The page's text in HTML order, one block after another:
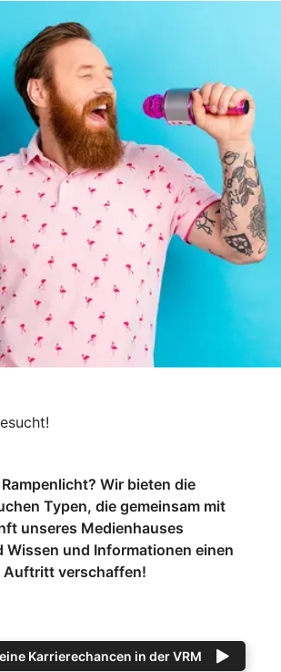
Wir bieten die
Typen, die gemeinsam mit
unseres Medienhauses
Wissen und Informationen einen
Auftritt verschaffen!
Karrierechancen in der VRM